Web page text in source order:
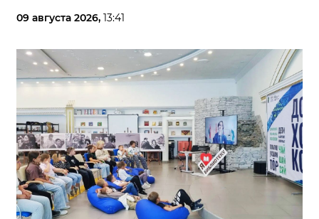
09 августа 2026, 13:41